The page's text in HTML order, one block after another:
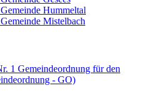
Hummeltal
Mistelbach
1 Gemeindeordnung für den
- GO)